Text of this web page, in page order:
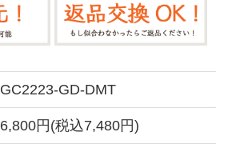
GC2223-GD-DMT
6,800円(税込7,480円)